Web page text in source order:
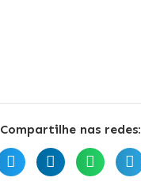
Compartilhe nas redes: